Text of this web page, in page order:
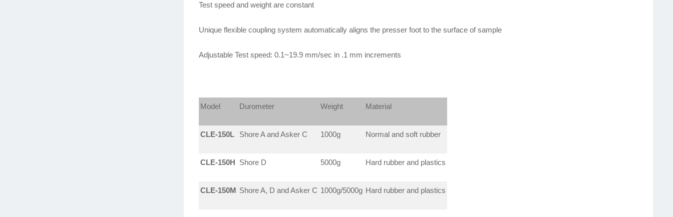
Test speed and weight are constant
Unique flexible coupling system automatically aligns the presser foot to the surface of sample
Adjustable Test speed: 0.1~19.9 mm/sec in .1 mm increments
Model Durometer Weight Material
CLE-150L Shore A and Asker C 1000g Normal and soft rubber
CLE-150H Shore D 5000g Hard rubber and plastics
CLE-150M Shore A, D and Asker C 1000g/5000g Hard rubber and plastics